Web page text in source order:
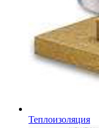
Теплоизоляция